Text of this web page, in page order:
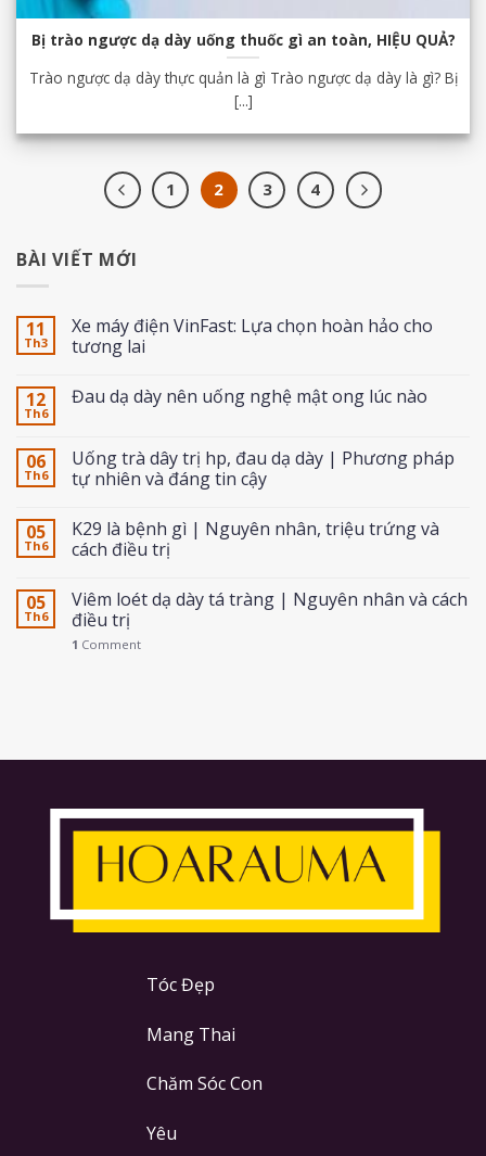
Bị trào ngược dạ dày uống thuốc gì an toàn, HIỆU QUẢ?
Trào ngược dạ dày thực quản là gì Trào ngược dạ dày là gì? Bị
[...]
1 2 3 4
BÀI VIẾT MỚI
11
Th3
Xe máy điện VinFast: Lựa chọn hoàn hảo cho
tương lai
12
Th6
Đau dạ dày nên uống nghệ mật ong lúc nào
06
Th6
Uống trà dây trị hp, đau dạ dày | Phương pháp
tự nhiên và đáng tin cậy
05
Th6
K29 là bệnh gì | Nguyên nhân, triệu trứng và
cách điều trị
05
Th6
Viêm loét dạ dày tá tràng | Nguyên nhân và cách
điều trị
1 Comment
Tóc Đẹp
Mang Thai
Chăm Sóc Con
Yêu